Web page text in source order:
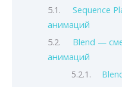
Sequence
анимаций
Blend —
анимаций